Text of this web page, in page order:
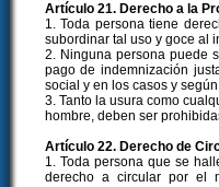
Artículo 21. Derecho a la
1. Toda persona tiene
subordinar tal uso y goce al
2. Ninguna persona puede
pago de indemnización
social y en los casos y
3. Tanto la usura como
hombre, deben ser
Artículo 22. Derecho de
1. Toda persona que se
derecho a circular por el